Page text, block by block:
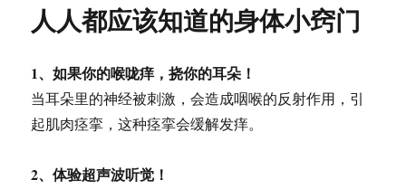
福
生
人人都应该知道的身体小窍门
1、如果你的喉咙痒，挠你的耳朵！
当耳朵里的神经被刺激，会造成咽喉的反射作用，引
起肌肉痉挛，这种痉挛会缓解发痒。
2、体验超声波听觉！